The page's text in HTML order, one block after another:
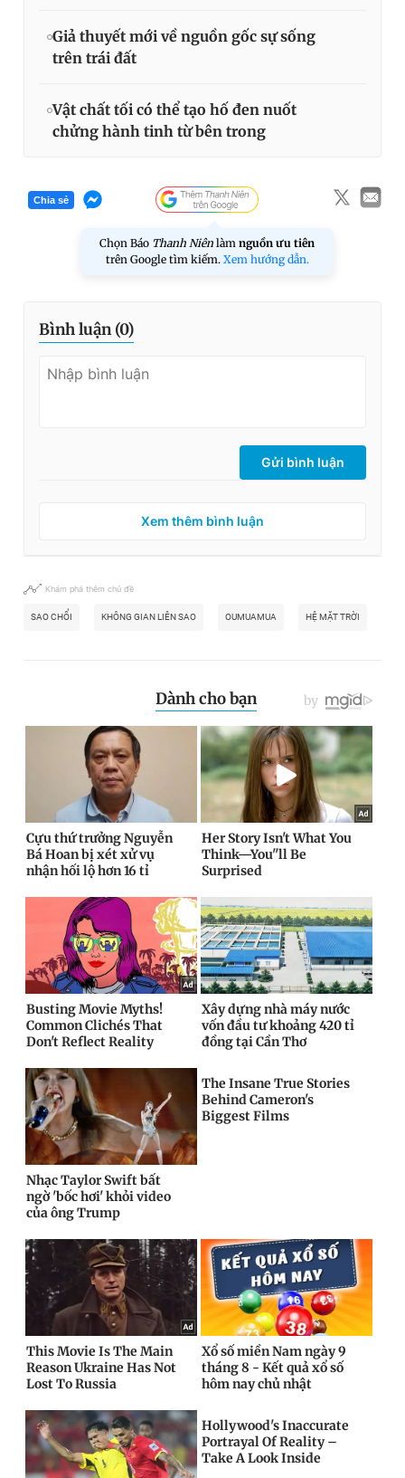
Giả thuyết mới về nguồn gốc sự sống
trên trái đất
Vật chất tối có thể tạo hố đen nuốt
chửng hành tinh từ bên trong
Chia sẻ
Chọn Báo Thanh Niên làm nguồn ưu tiên
trên Google tìm kiếm. Xem hướng dẫn.
Bình luận (0)
Gửi bình luận
Xem thêm bình luận
Khám phá thêm chủ đề
SAO CHỔI KHÔNG GIAN LIÊN SAO OUMUAMUA HỆ MẶT TRỜI